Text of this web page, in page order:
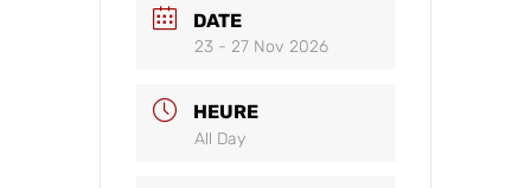
DATE
23 - 27 Nov 2026
HEURE
All Day